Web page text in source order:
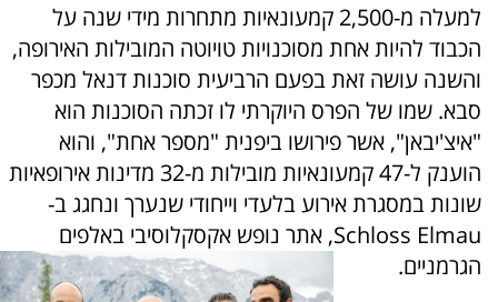
למעלה מ-2,500 קמעונאיות מתחרות מידי שנה על
הכבוד להיות אחת מסוכנויות טויוטה המובילות האירופה,
והשנה עושה זאת בפעם הרביעית סוכנות דנאל מכפר
סבא. שמו של הפרס היוקרתי לו זכתה הסוכנות הוא
"איצ'יבאן", אשר פירושו ביפנית "מספר אחת", והוא
הוענק ל-47 קמעונאיות מובילות מ-32 מדינות אירופאיות
שונות במסגרת אירוע בלעדי וייחודי שנערך ונחגג ב-
Schloss Elmau, אתר נופש אקסקלוסיבי באלפים
הגרמניים.